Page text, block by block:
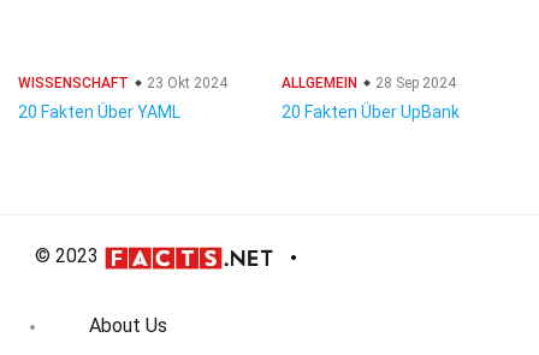
WISSENSCHAFT 23 Okt 2024
20 Fakten Über YAML
ALLGEMEIN 28 Sep 2024
20 Fakten Über UpBank
© 2023
About Us